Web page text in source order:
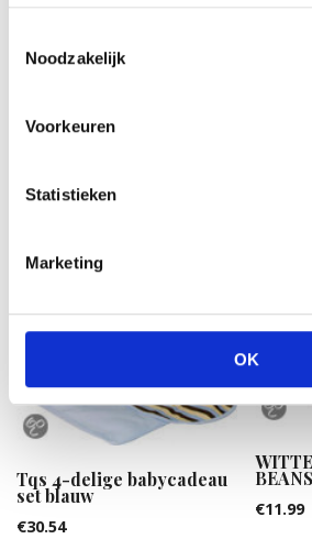
Noodzakelijk
Voorkeuren
Statistieken
Marketing
OK
Nattou Cappuccino
25.99
Tqs 4-delige babycadeau
set blauw
€30.54
€11.99